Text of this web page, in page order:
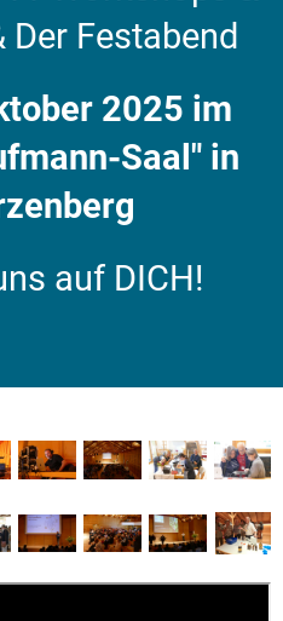
Der Festabend
2025 im
Saal" in
auf DICH!